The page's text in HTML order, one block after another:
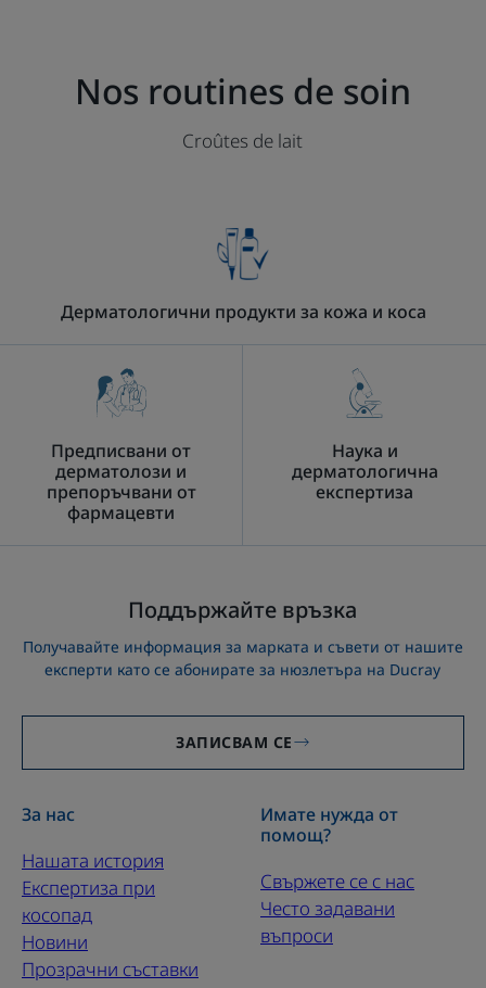
Nos routines de soin
Croûtes de lait
Дерматологични продукти за кожа и коса
Предписвани от
дерматолози и
препоръчвани от
фармацевти
Наука и
дерматологична
експертиза
Поддържайте връзка
Получавайте информация за марката и съвети от нашите
експерти като се абонирате за нюзлетъра на Ducray
ЗАПИСВАМ СЕ
За нас
Нашата история
Експертиза при
косопад
Новини
Прозрачни съставки
Имате нужда от
помощ?
Свържете се с нас
Често задавани
въпроси